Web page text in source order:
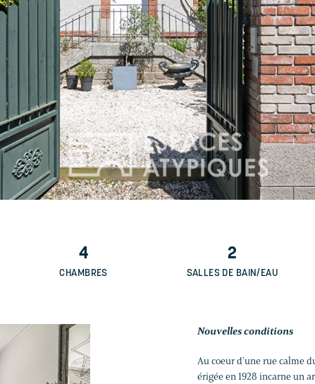
4
CHAMBRES
2
SALLES DE BAIN/EAU
Nouvelles conditions
Au coeur d’une rue calme
érigée en 1928 incarne un